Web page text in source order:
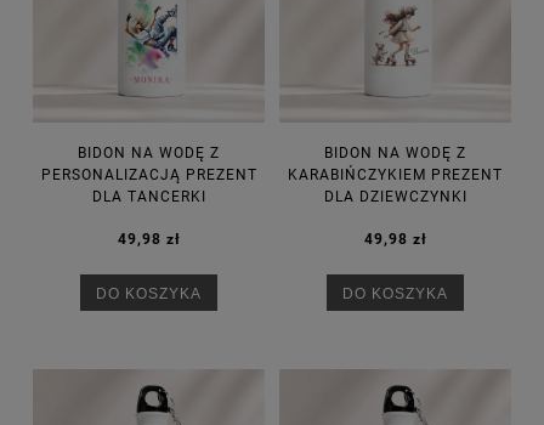
BIDON NA WODĘ Z
PERSONALIZACJĄ PREZENT
DLA TANCERKI
49,98 zł
DO KOSZYKA
BIDON NA WODĘ Z
KARABIŃCZYKIEM PREZENT
DLA DZIEWCZYNKI
49,98 zł
DO KOSZYKA